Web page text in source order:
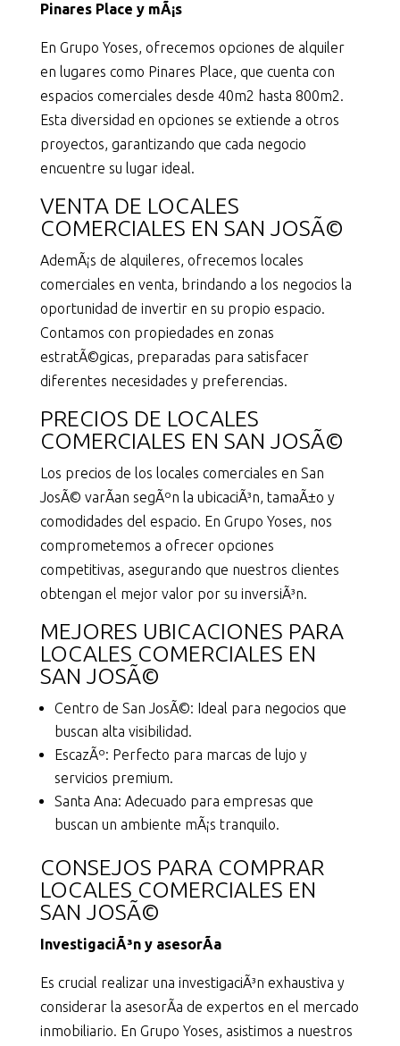
Pinares Place y mÃ¡s
En Grupo Yoses, ofrecemos opciones de alquiler
en lugares como Pinares Place, que cuenta con
espacios comerciales desde 40m2 hasta 800m2.
Esta diversidad en opciones se extiende a otros
proyectos, garantizando que cada negocio
encuentre su lugar ideal.
VENTA DE LOCALES
COMERCIALES EN SAN JOSÃ©
AdemÃ¡s de alquileres, ofrecemos locales
comerciales en venta, brindando a los negocios la
oportunidad de invertir en su propio espacio.
Contamos con propiedades en zonas
estratÃ©gicas, preparadas para satisfacer
diferentes necesidades y preferencias.
PRECIOS DE LOCALES
COMERCIALES EN SAN JOSÃ©
Los precios de los locales comerciales en San
JosÃ© varÃ­an segÃºn la ubicaciÃ³n, tamaÃ±o y
comodidades del espacio. En Grupo Yoses, nos
comprometemos a ofrecer opciones
competitivas, asegurando que nuestros clientes
obtengan el mejor valor por su inversiÃ³n.
MEJORES UBICACIONES PARA
LOCALES COMERCIALES EN
SAN JOSÃ©
Centro de San JosÃ©: Ideal para negocios que
buscan alta visibilidad.
EscazÃº: Perfecto para marcas de lujo y
servicios premium.
Santa Ana: Adecuado para empresas que
buscan un ambiente mÃ¡s tranquilo.
CONSEJOS PARA COMPRAR
LOCALES COMERCIALES EN
SAN JOSÃ©
InvestigaciÃ³n y asesorÃ­a
Es crucial realizar una investigaciÃ³n exhaustiva y
considerar la asesorÃ­a de expertos en el mercado
inmobiliario. En Grupo Yoses, asistimos a nuestros